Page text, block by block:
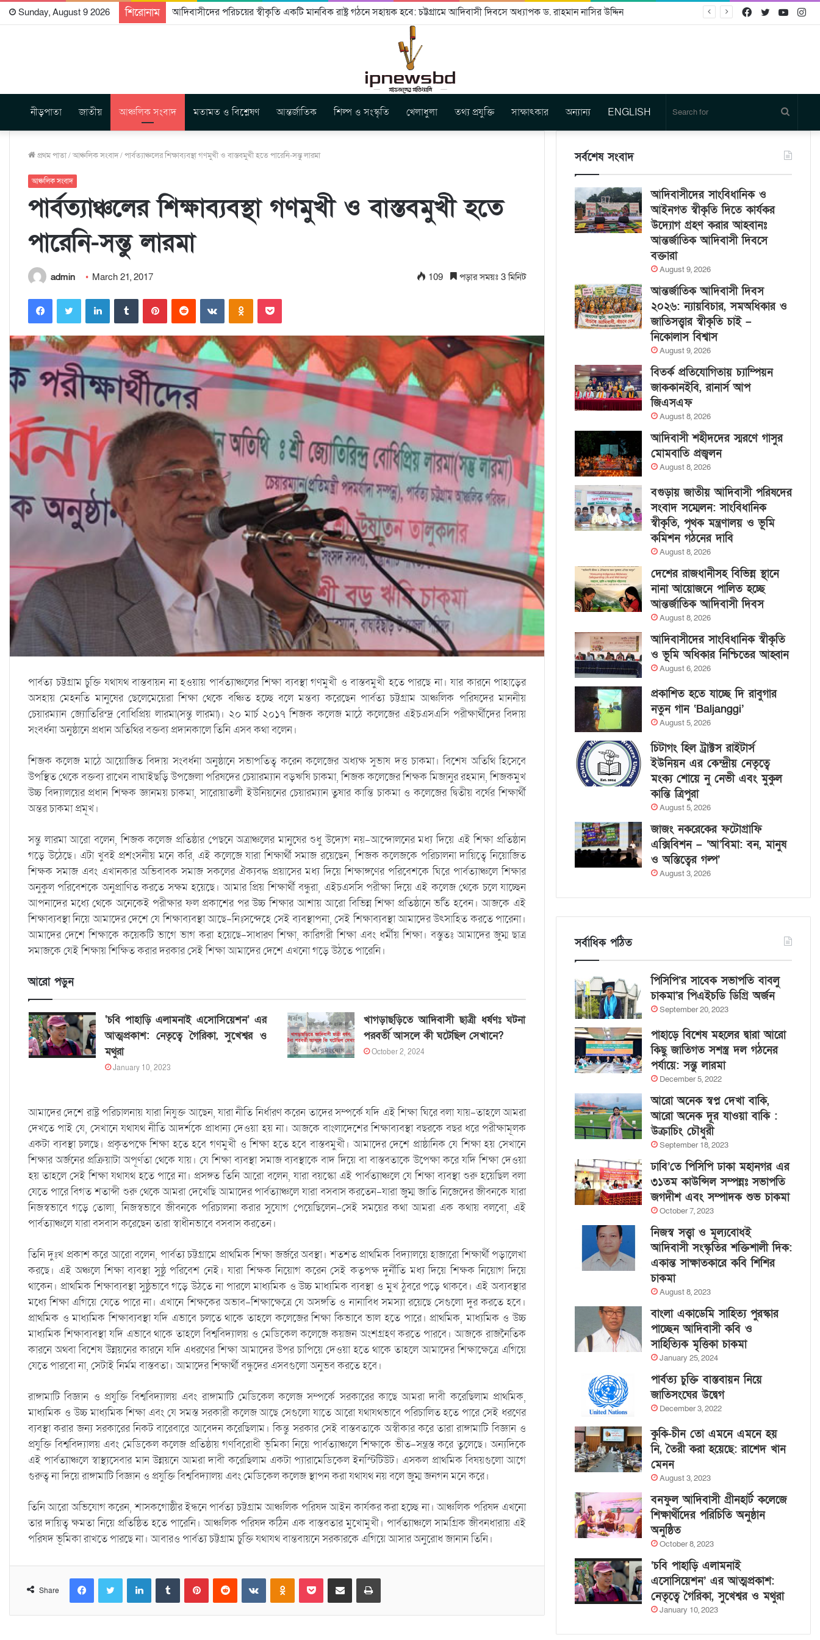
Sunday, August 9 2026 শিরোনাম আদিবাসীদের পরিচয়ের স্বীকৃতি একটি মানবিক রাষ্ট্র গঠনে সহায়ক হবে: চট্টগ্রামে আদিবাসী দিবসে অধ্যাপক ড. রাহমান নাসির উদ্দিন Twitter
Facebook
নীড়পাতা জাতীয় আঞ্চলিক সংবাদ মতামত ও বিশ্লেষণ আন্তর্জাতিক শিল্প ও সংস্কৃতি খেলাধুলা তথ্য প্রযুক্তি সাক্ষাৎকার অন্যান্য ENGLISH
for
প্রথম পাতা/আঞ্চলিক সংবাদ/পার্বত্যাঞ্চলের শিক্ষাব্যবস্থা গণমুখী ও বাস্তবমুখী হতে পারেনি-সন্তু লারমা
আঞ্চলিক সংবাদ
পার্বত্যাঞ্চলের শিক্ষাব্যবস্থা গণমুখী ও বাস্তবমুখী হতে
পারেনি-সন্তু লারমা
admin March 21, 2017 109 পড়ার সময়ঃ 3 মিনিট
পার্বত্য চট্টগ্রাম চুক্তি যথাযথ বাস্তবায়ন না হওয়ায় পার্বত্যাঞ্চলের শিক্ষা ব্যবস্থা গণমুখী ও বাস্তবমুখী হতে পারছে না। যার কারনে পাহাড়ের
অসহায় মেহনতি মানুষের ছেলেমেয়েরা শিক্ষা থেকে বঞ্চিত হচ্ছে বলে মন্তব্য করেছেন পার্বত্য চট্টগ্রাম আঞ্চলিক পরিষদের মাননীয়
চেয়ারম্যান জ্যোতিরিন্দ্র বোধিপ্রিয় লারমা(সন্তু লারমা)। ২০ মার্চ ২০১৭ শিজক কলেজ মাঠে কলেজের এইচএসএসি পরীক্ষার্থীদের বিদায়
সংবর্ধনা অনুষ্ঠানে প্রধান অতিথির বক্তব্য প্রদানকালে তিনি এসব কথা বলেন।
শিজক কলেজ মাঠে আয়োজিত বিদায় সংবর্ধনা অনুষ্ঠানে সভাপতিত্ব করেন কলেজের অধ্যক্ষ সুভাষ দত্ত চাকমা। বিশেষ অতিথি হিসেবে
উপস্থিত থেকে বক্তব্য রাখেন বাঘাইছড়ি উপজেলা পরিষদের চেয়ারম্যান বড়ঋষি চাকমা, শিজক কলেজের শিক্ষক মিজানুর রহমান, শিজকমুখ
উচ্চ বিদ্যালয়ের প্রধান শিক্ষক জ্ঞানময় চাকমা, সারোয়াতলী ইউনিয়নের চেয়ারম্যান তুষার কান্তি চাকমা ও কলেজের দ্বিতীয় বর্ষের শিক্ষার্থী
অন্তর চাকমা প্রমূখ।
সন্তু লারমা আরো বলেন, শিজক কলেজ প্রতিষ্ঠার পেছনে অত্রাঞ্চলের মানুষের শুধু উদ্যেগ নয়-আন্দোলনের মধ্য দিয়ে এই শিক্ষা প্রতিষ্ঠান
গড়ে উঠেছে। এটা খুবই প্রশংসনীয় মনে করি, এই কলেজে যারা শিক্ষার্থী সমাজ রয়েছেন, শিজক কলেজকে পরিচালনা দায়িত্বে নিয়োজিত
শিক্ষক সমাজ এবং এখানকার অভিবাবক সমাজ সকলের ঐক্যবদ্ধ প্রয়াসের মধ্য দিয়ে শিক্ষাঙ্গণের পরিবেশকে ঘিরে পার্বত্যাঞ্চলে শিক্ষার
অনুকুল পরিবেশকে অনুপ্রাণিত করতে সক্ষম হয়েছে। আমার প্রিয় শিক্ষার্থী বন্ধুরা, এইচএসসি পরীক্ষা দিয়ে এই কলেজ থেকে চলে যাচ্ছেন
আপনাদের মধ্যে থেকে অনেকেই পরীক্ষার ফল প্রকাশের পর উচ্চ শিক্ষার আশায় আরো বিভিন্ন শিক্ষা প্রতিষ্ঠানে ভর্তি হবেন। আজকে এই
শিক্ষাব্যবস্থা নিয়ে আমাদের দেশে যে শিক্ষাব্যবস্থা আছে-নিঃসন্দেহে সেই ব্যবস্থাপনা, সেই শিক্ষাব্যবস্থা আমাদের উৎসাহিত করতে পারেনা।
আমাদের দেশে শিক্ষাকে কয়েকটি ভাগে ভাগ করা হয়েছে-সাধারণ শিক্ষা, কারিগরী শিক্ষা এবং ধর্মীয় শিক্ষা। বস্তুতঃ আমাদের জুম্ম ছাত্র
সমাজকে যেই শিক্ষায় শিক্ষিত করার দরকার সেই শিক্ষা আমাদের দেশে এখনো গড়ে উঠতে পারেনি।
আরো পড়ুন
‘চবি পাহাড়ি এলামনাই এসোসিয়েশন’ এর
আত্মপ্রকাশ: নেতৃত্বে গৈরিকা, সুখেশ্বর ও
মথুরা
January 10, 2023
খাগড়াছড়িতে আদিবাসী ছাত্রী ধর্ষণঃ ঘটনা
পরবর্তী আসলে কী ঘটেছিল সেখানে?
October 2, 2024
আমাদের দেশে রাষ্ট্র পরিচালনায় যারা নিযুক্ত আছেন, যারা নীতি নির্ধারণ করেন তাদের সম্পর্কে যদি এই শিক্ষা ঘিরে বলা যায়-তাহলে আমরা
দেখতে পাই যে, সেখানে যথাযথ নীতি আদর্শকে প্রাধান্য দেওয়া হয় না। আজকে বাংলাদেশের শিক্ষাব্যবস্থা বছরকে বছর ধরে পরীক্ষামূলক
একটা ব্যবস্থা চলছে। প্রকৃতপক্ষে শিক্ষা হতে হবে গণমুখী ও শিক্ষা হতে হবে বাস্তবমুখী। আমাদের দেশে প্রাষ্ঠানিক যে শিক্ষা হয় সেখানে
শিক্ষার অর্জনের প্রক্রিয়াটা অপূর্ণতা থেকে যায়। যে শিক্ষা ব্যবস্থা সমাজ ব্যবস্থাকে বাদ দিয়ে বা বাস্তবতাকে উপেক্ষা করে যদি শিক্ষা দেওয়া
হয় তাহলে সেই শিক্ষা যথাযথ হতে পারে না। প্রসঙ্গত তিনি আরো বলেন, যারা বয়স্কো এই পার্বত্যাঞ্চলে যে শিক্ষা ব্যবস্থা শুরু হয়েছিল বলা
যেতে পারে বিগত শতাব্দী শুরু থেকে আমরা দেখেছি আমাদের পার্বত্যাঞ্চলে যারা বসবাস করতেন-যারা জুম্ম জাতি নিজেদের জীবনকে যারা
নিজস্বভাবে গড়ে তোলা, নিজস্বভাবে জীবনকে পরিচালনা করার সুযোগ পেয়েছিলেন-সেই সময়ের কথা আমরা এক কথায় বলবো, এই
পার্বত্যাঞ্চলে যারা বসবাস করেছেন তারা স্বাধীনভাবে বসবাস করতেন।
তিনি দুঃখ প্রকাশ করে আরো বলেন, পার্বত্য চট্টগ্রামে প্রাথমিক শিক্ষা জর্জরে অবস্থা। শতশত প্রাথমিক বিদ্যালয়ে হাজারো শিক্ষার্থী পড়ালেখা
করছে। এই অঞ্চলে শিক্ষা ব্যবস্থা সুষ্ঠু পরিবেশ নেই। যারা শিক্ষক নিয়োগ করেন সেই কতৃপক্ষ দুর্নীতি মধ্য দিয়ে শিক্ষক নিয়োগ দিয়ে
থাকেন। প্রাথমিক শিক্ষাব্যবস্থা সুষ্ঠুভাবে গড়ে উঠতে না পারলে মাধ্যমিক ও উচ্চ মাধ্যমিক ব্যবস্থা ও মুখ ঠুবরে পড়ে থাকবে। এই অব্যবস্থার
মধ্যে শিক্ষা এগিয়ে যেতে পারে না। এখানে শিক্ষকের অভাব-শিক্ষাক্ষেত্রে যে অসঙ্গতি ও নানাবিধ সমস্যা রয়েছে সেগুলো দুর করতে হবে।
প্রাথমিক ও মাধ্যমিক শিক্ষাব্যবস্থা যদি এভাবে চলতে থাকে তাহলে কলেজের শিক্ষা কিভাবে ভাল হতে পারে। প্রাথমিক, মাধ্যমিক ও উচ্চ
মাধ্যমিক শিক্ষাব্যবস্থা যদি এভাবে থাকে তাহলে বিশ্ববিদ্যালয় ও মেডিকেল কলেজে কয়জন অংশগ্রহণ করতে পারবে। আজকে রাজনৈতিক
কারনে অথবা বিশেষ উন্নয়নের কারনে যদি এধরণের শিক্ষা আমাদের উপর চাপিয়ে দেওয়া হতে থাকে তাহলে আমাদের শিক্ষাক্ষেত্রে এগিয়ে
যেতে পারবো না, সেটাই নির্মম বাস্তবতা। আমাদের শিক্ষার্থী বন্ধুদের এসবগুলো অনুভব করতে হবে।
রাঙ্গামাটি বিজ্ঞান ও প্রযুক্তি বিশ্ববিদ্যালয় এবং রাঙ্গামাটি মেডিকেল কলেজ সম্পর্কে সরকারের কাছে আমরা দাবী করেছিলাম প্রাথমিক,
মাধ্যমিক ও উচ্চ মাধ্যমিক শিক্ষা এবং যে সমস্ত সরকারী কলেজ আছে সেগুলো যাতে আরো যথাযথভাবে পরিচালিত হতে পারে সেই ধরণের
ব্যবস্থা করার জন্য সরকারের নিকট বারেবারে আবেদন করেছিলাম। কিন্তু সরকার সেই বাস্তবতাকে অস্বীকার করে তারা রাঙ্গামাটি বিজ্ঞান ও
প্রযুক্তি বিশ্ববিদ্যালয় এবং মেডিকেল কলেজ প্রতিষ্ঠায় গণবিরোধী ভূমিকা নিয়ে পার্বত্যাঞ্চলে শিক্ষাকে ভীত-সন্ত্রস্ত করে তুলেছে। অন্যদিকে
এই পার্বত্যাঞ্চলে স্বাস্থ্যসেবার মান উন্নয়নে আমরা দাবী করেছিলাম একটা প্যারামেডিকেল ইনস্টিটিউট। এসকল প্রাথমিক বিষয়গুলো আগে
গুরুত্ব না দিয়ে রাঙ্গামাটি বিজ্ঞান ও প্রযুক্তি বিশ্ববিদ্যালয় এবং মেডিকেল কলেজ স্থাপন করা যথাযথ নয় বলে জুম্ম জনগন মনে করে।
তিনি আরো অভিযোগ করেন, শাসকগোষ্ঠীর ইন্ধনে পার্বত্য চট্টগ্রাম আঞ্চলিক পরিষদ আইন কার্যকর করা হচ্ছে না। আঞ্চলিক পরিষদ এখনো
তার দায়িত্ব ক্ষমতা নিয়ে প্রতিষ্ঠিত হতে পারেনি। আঞ্চলিক পরিষদ কঠিন এক বাস্তবতার মুখোমুখী। পার্বত্যাঞ্চলে সামগ্রিক জীবনধারায় এই
পরিষদ ভূমিকা রাখতে পারছে না। আবারও পার্বত্য চট্টগ্রাম চুক্তি যথাযথ বান্তবায়নে সরকারকে এগিয়ে আসার অনুরোধ জানান তিনি।
Share
সর্বশেষ সংবাদ
আদিবাসীদের সাংবিধানিক ও
আইনগত স্বীকৃতি দিতে কার্যকর
উদ্যোগ গ্রহণ করার আহবানঃ
আন্তর্জাতিক আদিবাসী দিবসে
বক্তারা
August 9, 2026
আন্তর্জাতিক আদিবাসী দিবস
২০২৬: ন্যায়বিচার, সমঅধিকার ও
জাতিসত্ত্বার স্বীকৃতি চাই –
নিকোলাস বিশ্বাস
August 9, 2026
বিতর্ক প্রতিযোগিতায় চ্যাম্পিয়ন
জাককানইবি, রানার্স আপ
জিএসএফ
August 8, 2026
আদিবাসী শহীদদের স্মরণে গাসুর
মোমবাতি প্রজ্বলন
August 8, 2026
বগুড়ায় জাতীয় আদিবাসী পরিষদের
সংবাদ সম্মেলন: সাংবিধানিক
স্বীকৃতি, পৃথক মন্ত্রণালয় ও ভূমি
কমিশন গঠনের দাবি
August 8, 2026
দেশের রাজধানীসহ বিভিন্ন স্থানে
নানা আয়োজনে পালিত হচ্ছে
আন্তর্জাতিক আদিবাসী দিবস
August 8, 2026
আদিবাসীদের সাংবিধানিক স্বীকৃতি
ও ভূমি অধিকার নিশ্চিতের আহ্বান
August 6, 2026
প্রকাশিত হতে যাচ্ছে দি রাবুগার
নতুন গান ‘Baljanggi’
August 5, 2026
চিটাগং হিল ট্রাক্টস রাইটার্স
ইউনিয়ন এর কেন্দ্রীয় নেতৃত্বে
মংক্য শোয়ে নু নেভী এবং মুকুল
কান্তি ত্রিপুরা
August 5, 2026
জাজং নকরেকের ফটোগ্রাফি
এক্সিবিশন – ‘আ’বিমা: বন, মানুষ
ও অস্তিত্বের গল্প’
August 3, 2026
সর্বাধিক পঠিত
পিসিপি’র সাবেক সভাপতি বাবলু
চাকমা’র পিএইচডি ডিগ্রি অর্জন
September 20, 2023
পাহাড়ে বিশেষ মহলের দ্বারা আরো
কিছু জাতিগত সশস্ত্র দল গঠনের
পর্যায়ে: সন্তু লারমা
December 5, 2022
আরো অনেক স্বপ্ন দেখা বাকি,
আরো অনেক দূর যাওয়া বাকি :
উক্রাচিং চৌধুরী
September 18, 2023
ঢাবি’তে পিসিপি ঢাকা মহানগর এর
৩১তম কাউন্সিল সম্পন্নঃ সভাপতি
জগদীশ এবং সম্পাদক শুভ চাকমা
October 7, 2023
নিজস্ব সত্ত্বা ও মূল্যবোধই
আদিবাসী সংস্কৃতির শক্তিশালী দিক:
একান্ত সাক্ষাতকারে কবি শিশির
চাকমা
August 8, 2023
বাংলা একাডেমি সাহিত্য পুরস্কার
পাচ্ছেন আদিবাসী কবি ও
সাহিত্যিক মৃত্তিকা চাকমা
January 25, 2024
পার্বত্য চুক্তি বাস্তবায়ন নিয়ে
জাতিসংঘের উদ্বেগ
December 3, 2022
কুকি-চীন তো এমনে এমনে হয়
নি, তৈরী করা হয়েছে: রাশেদ খান
মেনন
August 3, 2023
বনফুল আদিবাসী গ্রীনহার্ট কলেজে
শিক্ষার্থীদের পরিচিতি অনুষ্ঠান
অনুষ্ঠিত
October 8, 2023
‘চবি পাহাড়ি এলামনাই
এসোসিয়েশন’ এর আত্মপ্রকাশ:
নেতৃত্বে গৈরিকা, সুখেশ্বর ও মথুরা
January 10, 2023